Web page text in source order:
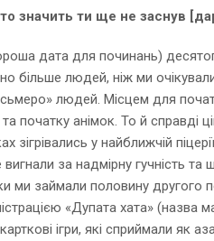
значить ти ще не заснув
дата для починань)
більше людей, ніж ми
людей. Місцем для
та початку анімок. То й
зігрівались у найближчій
за надмірну гучність
ми займали половину
«Дупата хата» (назва
ігри, які сприймали як